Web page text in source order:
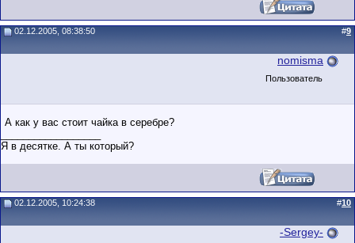
02.12.2005, 08:38:50 #9
nomisma
Пользователь
А как у вас стоит чайка в серебре?
Я в десятке. А ты который?
02.12.2005, 10:24:38 #10
-Sergey-